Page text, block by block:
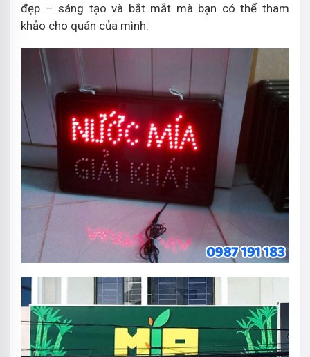
đẹp – sáng tạo và bắt mắt mà bạn có thể tham
khảo cho quán của mình: